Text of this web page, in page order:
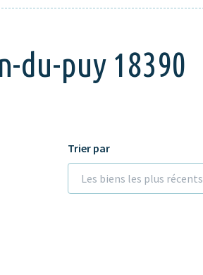
du-puy 18390
Trier par
Les biens les plus récents